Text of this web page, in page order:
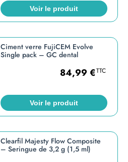
Voir le produit
Ciment verre FujiCEM Evolve
Single pack – GC dental
84,99€TTC
Voir le produit
Clearfil Majesty Flow Composite
– Seringue de 3,2 g (1,5 ml)